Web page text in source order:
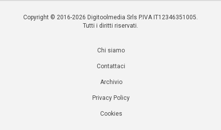
Copyright © 2016-2026 Digitoolmedia Srls P.IVA IT12346351005.
Tutti i diritti riservati.
Chi siamo
Contattaci
Archivio
Privacy Policy
Cookies